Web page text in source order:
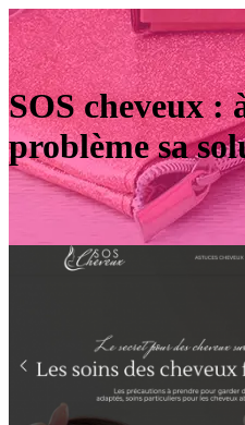
SOS cheveux :
problème sa